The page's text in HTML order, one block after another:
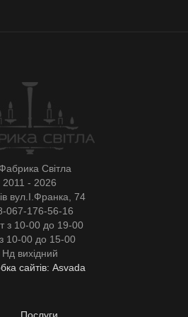
Світла
2011 - 2026
вул.І.Франка, 74
067-176-56-16
з 10-00 до 19-00
10-00 до 15-00
Нд вихідний
сайтів: Asvada